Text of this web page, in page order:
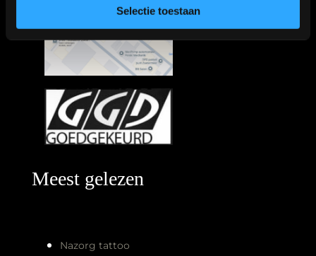
Selectie toestaan
Meest gelezen
Nazorg tattoo